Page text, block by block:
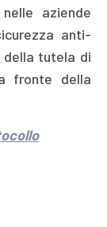
aziende
anti-
della tutela di
fronte della